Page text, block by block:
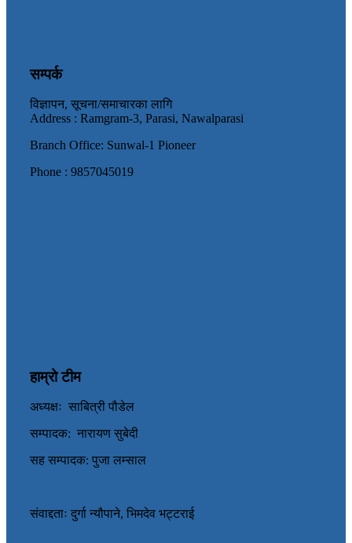
सम्पर्क
विज्ञापन, सूचना/समाचारका लागि
Address : Ramgram-3, Parasi, Nawalparasi
Branch Office: Sunwal-1 Pioneer
Phone : 9857045019
हाम्रो टीम
अध्यक्षः साबित्री पौडेल
सम्पादक: नारायण सुबेदी
सह सम्पादक: पुजा लम्साल
संवाद्दताः दुर्गा न्यौपाने, भिमदेव भट्टराई